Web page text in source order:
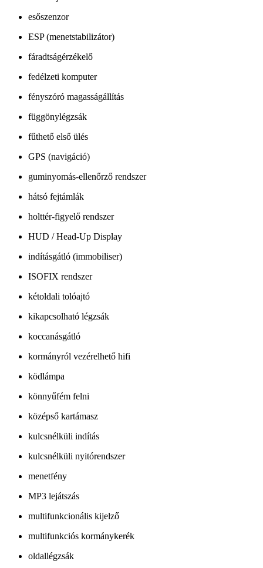
esőszenzor
ESP (menetstabilizátor)
fáradtságérzékelő
fedélzeti komputer
fényszóró magasságállítás
függönylégzsák
fűthető első ülés
GPS (navigáció)
guminyomás-ellenőrző rendszer
hátsó fejtámlák
holttér-figyelő rendszer
HUD / Head-Up Display
indításgátló (immobiliser)
ISOFIX rendszer
kétoldali tolóajtó
kikapcsolható légzsák
koccanásgátló
kormányról vezérelhető hifi
ködlámpa
könnyűfém felni
középső kartámasz
kulcsnélküli indítás
kulcsnélküli nyitórendszer
menetfény
MP3 lejátszás
multifunkcionális kijelző
multifunkciós kormánykerék
oldallégzsák